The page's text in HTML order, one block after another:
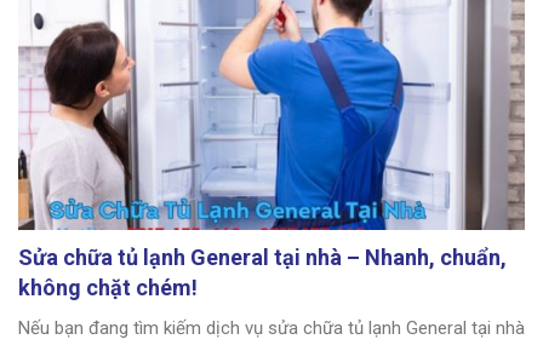
Sửa chữa tủ lạnh General tại nhà – Nhanh, chuẩn,
không chặt chém!
Nếu bạn đang tìm kiếm dịch vụ sửa chữa tủ lạnh General tại nhà